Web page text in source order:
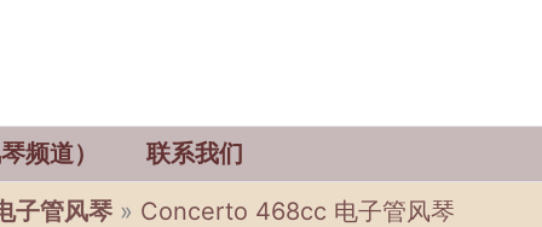
频道）
联系我们
子管风琴
Concerto 468cc 电子管风琴